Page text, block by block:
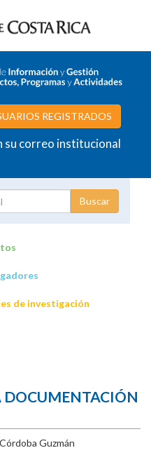
REGISTRADOS
su correo institucional
de investigación
DOCUMENTACIÓN
Guzmán